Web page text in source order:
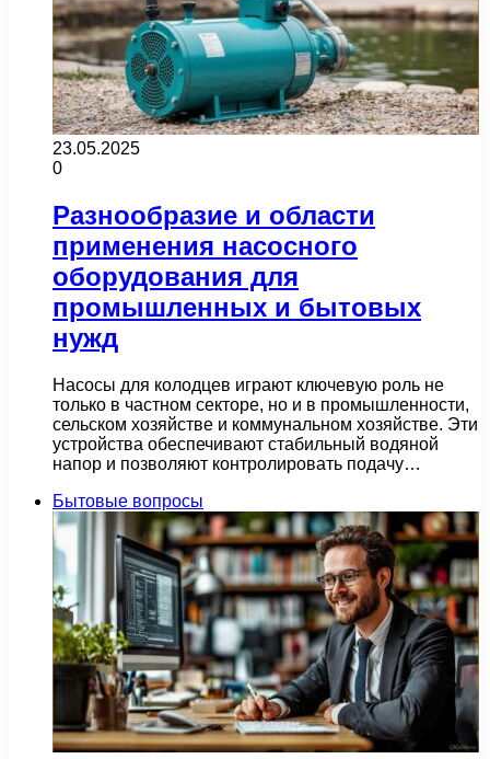
23.05.2025
0
Разнообразие и области
применения насосного
оборудования для
промышленных и бытовых
нужд
Насосы для колодцев играют ключевую роль не
только в частном секторе, но и в промышленности,
сельском хозяйстве и коммунальном хозяйстве. Эти
устройства обеспечивают стабильный водяной
напор и позволяют контролировать подачу…
Бытовые вопросы